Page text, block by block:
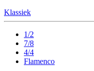
Klassiek
1/2
7/8
4/4
Flamenco